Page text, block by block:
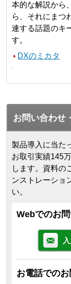
本的な解説から
ら、それにまつ
連する話題のキ
す。
DXのミカタ
お問い合わせ
製品導入に当た
お取引実績145
します。 資料の
ンストレーショ
い。
Webでのお
お電話での